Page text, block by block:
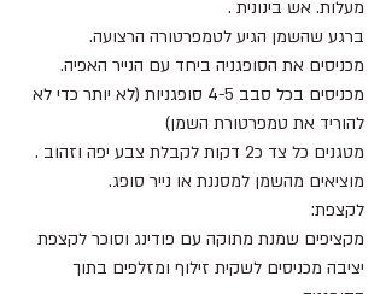
מעלות. אש בינונית .
ברגע שהשמן הגיע לטמפרטורה הרצועה.
מכניסים את הסופגניה ביחד עם הנייר האפיה.
מכניסים בכל סבב 4-5 סופגניות (לא יותר כדי לא
להוריד את טמפרטורת השמן)
מטגנים כל צד כ2 דקות לקבלת צבע יפה וזהוב .
מוציאים מהשמן למסננת או נייר סופג.
לקצפת:
מקציפים שמנת מתוקה עם פודינג וסוכר לקצפת
יציבה מכניסים לשקית זילוף ומזלפים בתוך